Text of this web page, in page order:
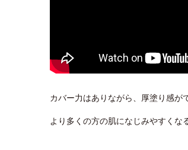
カバー力はありながら、厚塗り感が
より多くの方の肌になじみやすくな